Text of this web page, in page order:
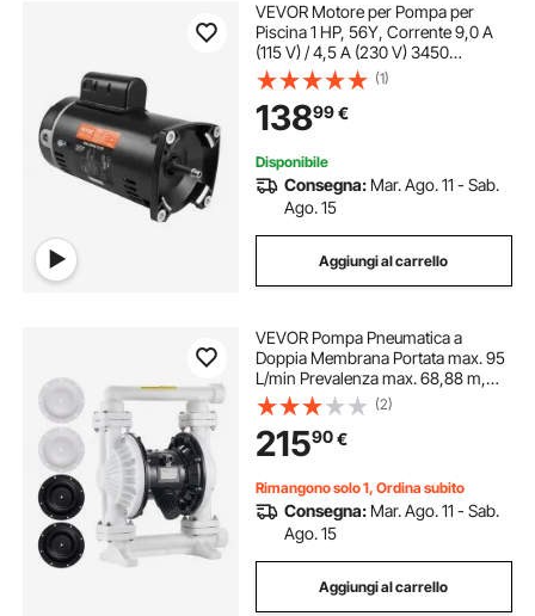
VEVOR Motore per Pompa per
Piscina 1 HP, 56Y, Corrente 9,0 A
(115 V) / 4,5 A (230 V) 3450
Giri/min, Condensatore 90 μF/250
V, Sostituzione Motore con Flangia
Quadrata Rotante in senso
antiorario
(1)
13899€
Disponibile
Consegna: Mar. Ago. 11 - Sab.
Ago. 15
Aggiungi al carrello
VEVOR Pompa Pneumatica a
Doppia Membrana Portata max. 95
L/min Prevalenza max. 68,88 m,
Pompa Pneumatica per
Trasferimento Olio max. 100 PSI,
Corpo in Polipropilene per Gasolio,
Cherosene
(2)
21590€
Rimangono solo 1, Ordina subito
Consegna: Mar. Ago. 11 - Sab.
Ago. 15
Aggiungi al carrello